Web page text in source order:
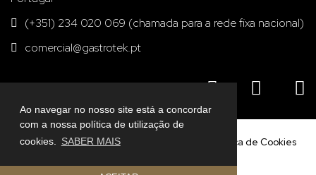
Ao navegar no nosso site está a concordar
com a nossa política de utilização de
cookies.
SABER MAIS
(+351) 234 020 069 (chamada para a rede fixa nacional)
comercial@gastrotek.pt
© 2026 Gastrotek Política de Privacidade
Política de Cookies